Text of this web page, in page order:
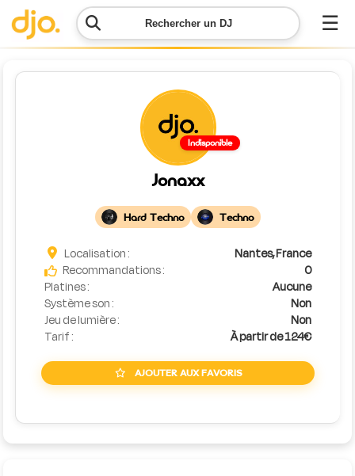
Rechercher un DJ ☰
Menu
demande
Simulateur
de prix
Indisponible
Jonaxx
Hard Techno Techno
Localisation :
Nantes, France
Recommandations :
0
Platines :
Aucune
Système son :
Non
Jeu de lumière :
Non
Tarif :
À partir de 124€
AJOUTER AUX FAVORIS